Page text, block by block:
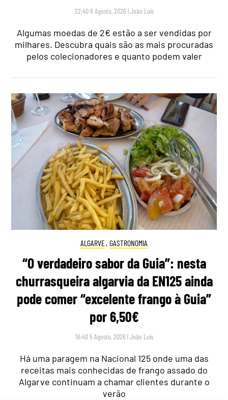
22:40 8 Agosto, 2026 |João Luís
Algumas moedas de 2€ estão a ser vendidas por
milhares. Descubra quais são as mais procuradas
pelos colecionadores e quanto podem valer
ALGARVE, GASTRONOMIA
“O verdadeiro sabor da Guia”: nesta
churrasqueira algarvia da EN125 ainda
pode comer “excelente frango à Guia”
por 6,50€
16:40 5 Agosto, 2026 |João Luís
Há uma paragem na Nacional 125 onde uma das
receitas mais conhecidas de frango assado do
Algarve continuam a chamar clientes durante o
verão